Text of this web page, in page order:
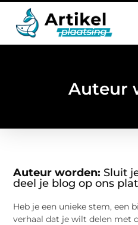
Auteur
Auteur worden: Sluit
deel je blog op ons
Heb je een unieke stem, een
verhaal dat je wilt delen met